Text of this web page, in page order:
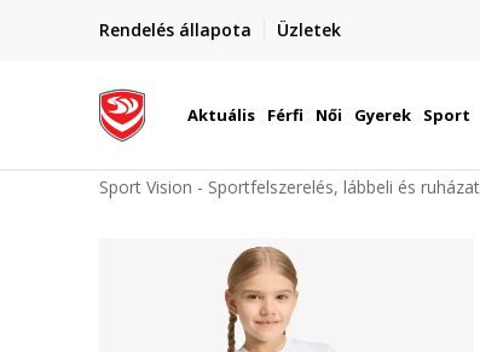
Rendelés állapota Üzletek
Szállítás Magyarország területén
Aktuális Férfi Női Gyerek Sport
Sport Vision - Sportfelszerelés, lábbeli és